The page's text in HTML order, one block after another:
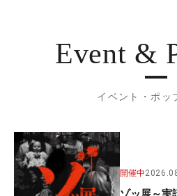
Event &
イベント・ポッ
開催中